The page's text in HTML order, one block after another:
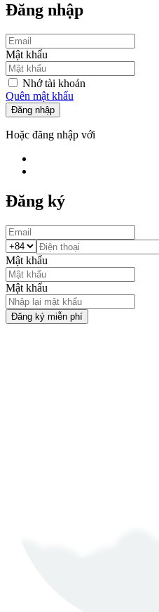
Đăng nhập
Mật khẩu
Nhớ tài khoản
Quên mật khẩu
Đăng nhập
Hoặc đăng nhập với
Đăng ký
Mật khẩu
Mật khẩu
Đăng ký miễn phí